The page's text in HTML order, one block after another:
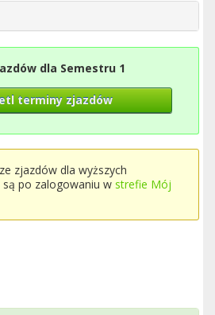
dla Semestru 1
terminy zjazdów
zjazdów dla wyższych
po zalogowaniu w strefie Mój